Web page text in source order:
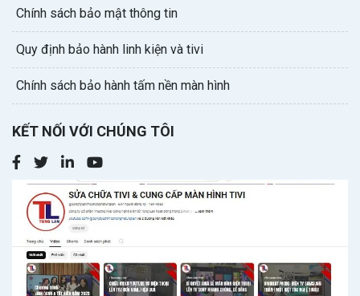
Chính sách bảo mật thông tin
Quy định bảo hành linh kiện và tivi
Chính sách bảo hành tấm nền màn hình
KẾT NỐI VỚI CHÚNG TÔI